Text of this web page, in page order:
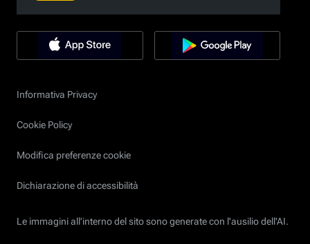
Informativa Privacy
Cookie Policy
Modifica preferenze cookie
Dichiarazione di accessibilità
Le immagini all’interno del sito sono generate con l'ausilio dell'AI.